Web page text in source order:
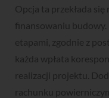
Opcja ta przekłada
finansowaniu budowy.
etapami, zgodnie z
każda wpłata
realizacji projektu.
rachunku